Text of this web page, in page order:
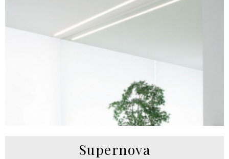
Supernova